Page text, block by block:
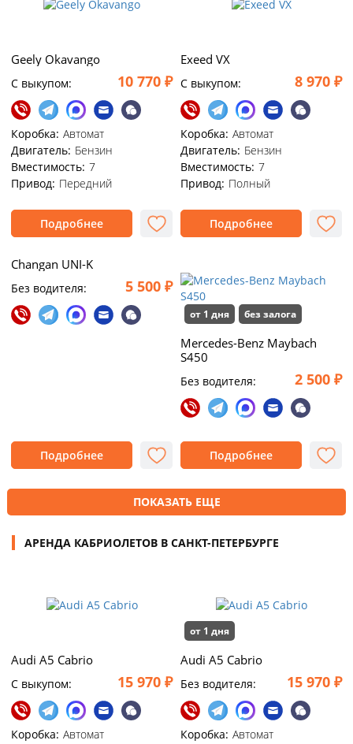
Geely Okavango
C выкупом: 10 770 ₽
Коробка: Автомат
Двигатель: Бензин
Вместимость: 7
Привод: Передний
Подробнее
Exeed VX
C выкупом: 8 970 ₽
Коробка: Автомат
Двигатель: Бензин
Вместимость: 7
Привод: Полный
Подробнее
Changan UNI-K
Без водителя: 5 500 ₽
Подробнее
от 1 дня без залога
Mercedes-Benz Maybach
S450
Без водителя: 2 500 ₽
Подробнее
ПОКАЗАТЬ ЕЩЕ
АРЕНДА КАБРИОЛЕТОВ В САНКТ-ПЕТЕРБУРГЕ
Audi A5 Cabrio
C выкупом: 15 970 ₽
Коробка: Автомат
от 1 дня
Audi A5 Cabrio
Без водителя: 15 970 ₽
Коробка: Автомат